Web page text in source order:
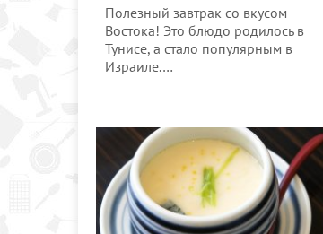
Полезный завтрак со вкусом
Востока! Это блюдо родилось в
Тунисе, а стало популярным в
Израиле.…